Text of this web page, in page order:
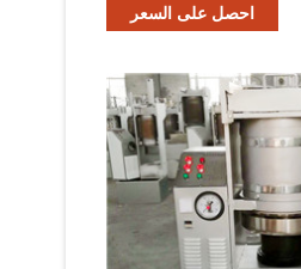
احصل على السعر